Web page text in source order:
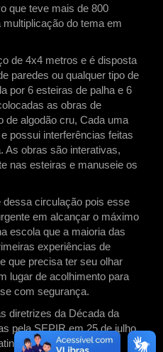
que teve mais de 800
do tema em
de 4x4 metros e é disposta
paredes ou qualquer tipo de
por 6 esteiras de palha e 6
as obras de
de algodão cru, Cada uma
possui interferências feitas
As obras são interativas,
nas esteiras e manuseie os
circulação pois esse
em alcançar o máximo
escola que a maioria das
experiências de
que precisa ter seu olhar
lugar de acolhimento para
com segurança.
diretrizes da Década da
pela SEPIR em 25 de julho
caribenha), onde a